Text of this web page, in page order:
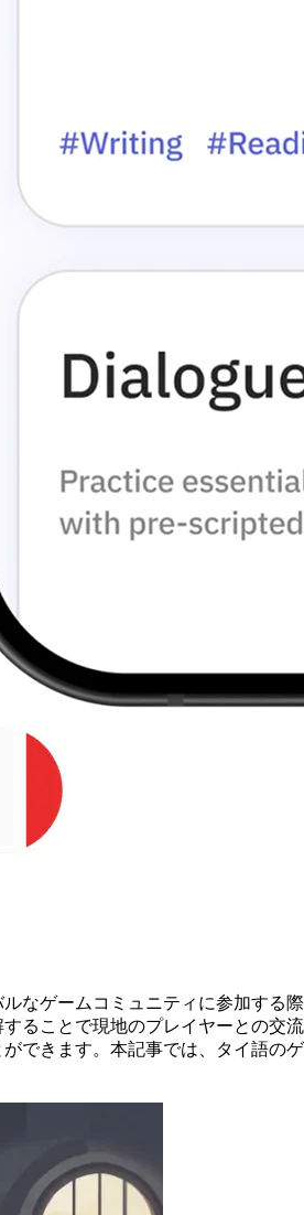
なゲームコミュニティに参加する
ことで現地のプレイヤーとの交
できます。本記事では、タイ語の